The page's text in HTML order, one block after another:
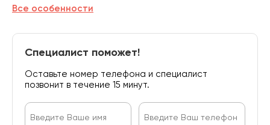
Все особенности
Специалист поможет!
Оставьте номер телефона и специалист
позвонит в течение 15 минут.